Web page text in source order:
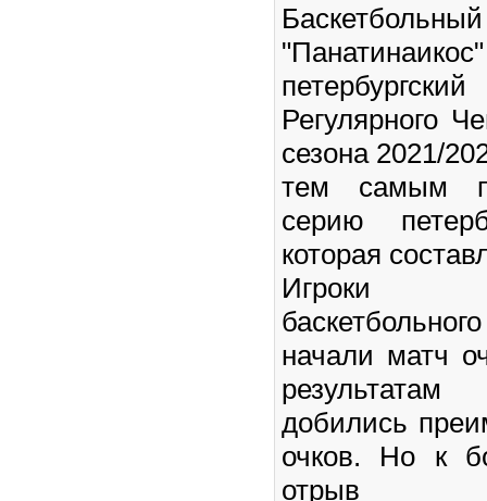
Регулярного
сезона 2021/
тем самым
серию
которая
Игроки
начали матч
добились
очков. Но к
отрыв